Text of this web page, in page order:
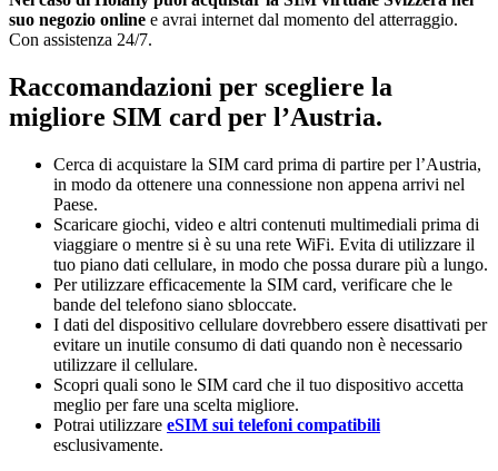
suo negozio online e avrai internet dal momento del atterraggio.
Con assistenza 24/7.
Raccomandazioni per scegliere la
migliore SIM card per l’Austria.
Cerca di acquistare la SIM card prima di partire per l’Austria,
in modo da ottenere una connessione non appena arrivi nel
Paese.
Scaricare giochi, video e altri contenuti multimediali prima di
viaggiare o mentre si è su una rete WiFi. Evita di utilizzare il
tuo piano dati cellulare, in modo che possa durare più a lungo.
Per utilizzare efficacemente la SIM card, verificare che le
bande del telefono siano sbloccate.
I dati del dispositivo cellulare dovrebbero essere disattivati per
evitare un inutile consumo di dati quando non è necessario
utilizzare il cellulare.
Scopri quali sono le SIM card che il tuo dispositivo accetta
meglio per fare una scelta migliore.
Potrai utilizzare eSIM sui telefoni compatibili
esclusivamente.